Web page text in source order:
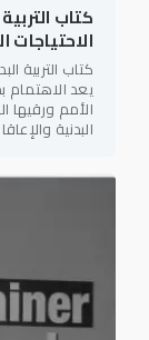
كتاب
الاحتياجات
كتاب التربية
يعد الاهتمام
الأمم ورقيها
البدنية